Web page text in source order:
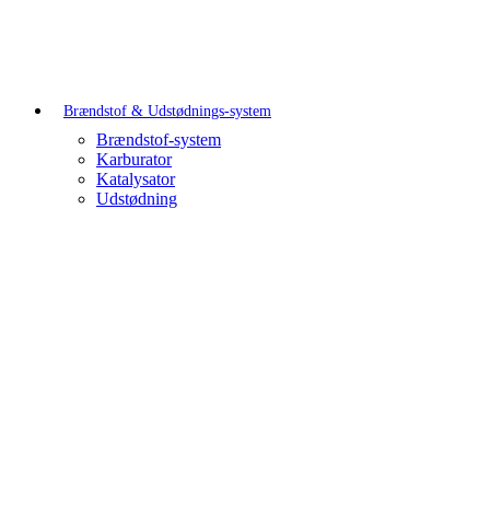
Brændstof & Udstødnings-system
Brændstof-system
Karburator
Katalysator
Udstødning